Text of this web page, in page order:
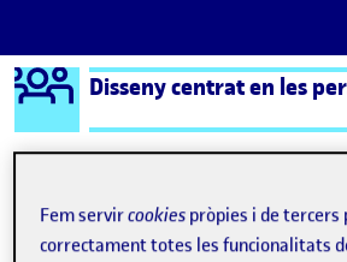
Saltar al contingut
Logo Ágora
Semestre 20232 - Aula 1 Disseny
Fem servircookies pròpies i de
correctament totes les funcionalitats